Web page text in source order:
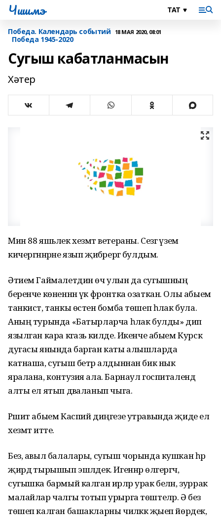
Чишмэ
Победа. Календарь событий 18 МАЯ 2020, 08:01
Победа 1945-2020
Сугыш кабатланмасын
Хәтер
Мин 88 яшьлек хезмәт ветераны. Сезгә үзем
кичергәннәрне язып җибәрергә булдым.
Әтием Гаймалетдин өч улын да сугышның
беренче көненнән үк фронтка озаткан. Олы абыем
танкист, танкы өстенә бомба төшеп һәлак була.
Аның турында «Батырларча һәлак булды» дип
язылган кара кәгазь килде. Икенче абыем Курск
дугасы янында барган каты алышларда
катнаша, сугыш бетәр алдыннан бик нык
яралана, контузия ала. Барнаул госпиталендә
алты ел ятып дәваланып чыга.
Рәшит абыем Каспий диңгезе утравында җиде ел
хезмәт итте.
Без, авыл балалары, сугыш чорында кушкан һәр
җирдә тырышып эшләдек. Игеннәр өлгергәч,
сугышка бармый калган ирләр урак белән, зуррак
малайлар чалгы тотып урырга төштеләр. Ә без
төшеп калган башакларны чиләккә җыеп йөрдек,